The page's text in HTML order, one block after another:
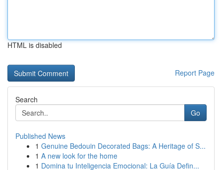
HTML is disabled
Report Page
Search
Go
Published News
1 Genuine Bedouin Decorated Bags: A Heritage of S...
1 A new look for the home
1 Domina tu Inteligencia Emocional: La Guía Defin...